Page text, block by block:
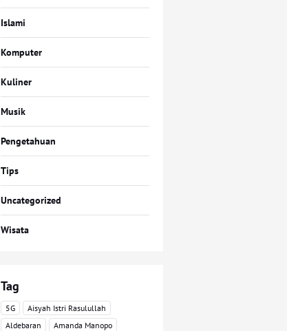
Islami
Komputer
Kuliner
Musik
Pengetahuan
Tips
Uncategorized
Wisata
Tag
5G
Aisyah Istri Rasulullah
Aldebaran
Amanda Manopo